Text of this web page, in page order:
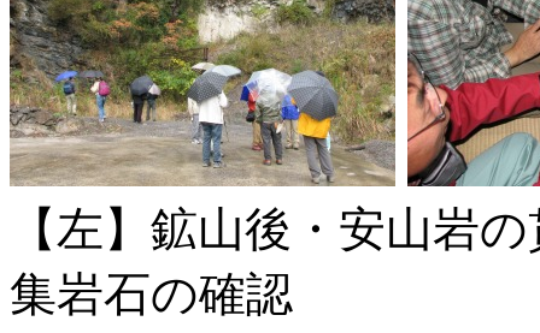
【左】鉱山後・安山
集岩石の確認